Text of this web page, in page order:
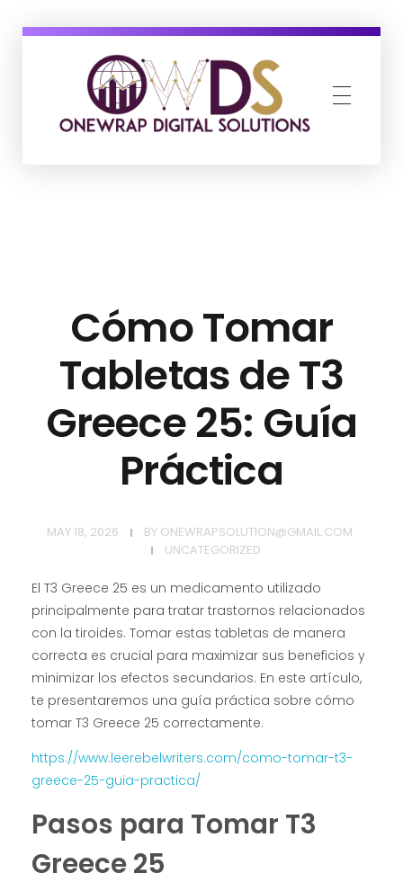
Cómo Tomar
Tabletas de T3
Greece 25: Guía
Práctica
MAY 18, 2026 BY ONEWRAPSOLUTION@GMAIL.COM
UNCATEGORIZED
El T3 Greece 25 es un medicamento utilizado
principalmente para tratar trastornos relacionados
con la tiroides. Tomar estas tabletas de manera
correcta es crucial para maximizar sus beneficios y
minimizar los efectos secundarios. En este artículo,
te presentaremos una guía práctica sobre cómo
tomar T3 Greece 25 correctamente.
https://www.leerebelwriters.com/como-tomar-t3-
greece-25-guia-practica/
Pasos para Tomar T3
Greece 25